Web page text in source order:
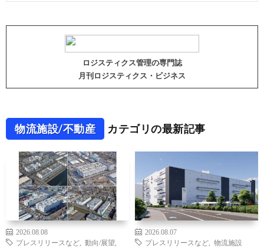
ロジスティクス管理の専門誌
月刊ロジスティクス・ビジネス
物流施設/不動産 カテゴリの最新記事
2026.08.08
プレスリリースなど
動向/展望
2026.08.07
プレスリリースなど
物流施設